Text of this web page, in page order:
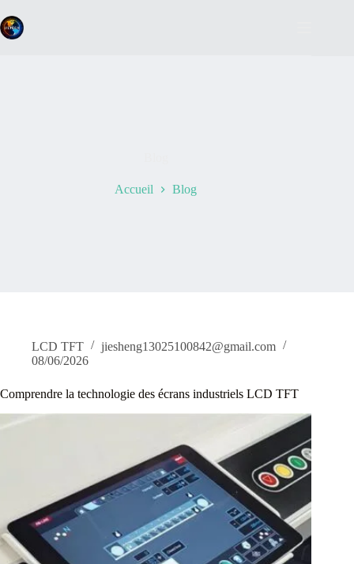
au
contenu
Accueil Blog
LCD TFT
jiesheng13025100842@gmail.com
08/06/2026
Comprendre la technologie des écrans industriels LCD TFT